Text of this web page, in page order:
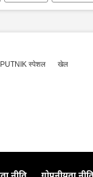
विकास चंद्रमा
स्पेशल खेल